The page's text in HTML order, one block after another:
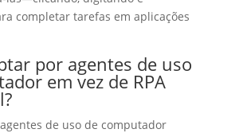
completar tarefas em aplicações
por agentes de uso
em vez de RPA
de uso de computador